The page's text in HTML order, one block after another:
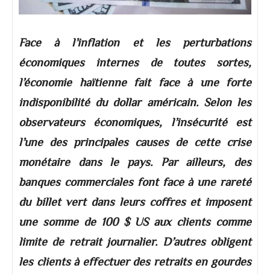
Face à l’inflation et les perturbations
économiques internes de toutes sortes,
l’économie haïtienne fait face à une forte
indisponibilité du dollar américain. Selon les
observateurs économiques, l’insécurité est
l’une des principales causes de cette crise
monétaire dans le pays. Par ailleurs, des
banques commerciales font face à une rareté
du billet vert dans leurs coffres et imposent
une somme de 100 $ US aux clients comme
limite de retrait journalier. D’autres obligent
les clients à effectuer des retraits en gourdes